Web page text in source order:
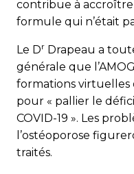
contribue à
formule qui n’était
Le Dr Drapeau a
générale que
formations
pour « pallier le
COVID-19 ». Les
l’ostéoporose
traités.